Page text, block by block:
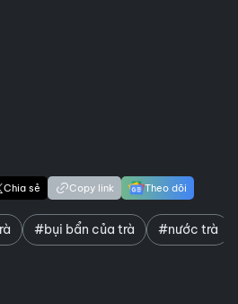
Chia sẻ Copy link Theo dõi
#bụi bẩn của trà #nước trà